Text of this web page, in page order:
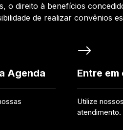
o direito à benefícios
de realizar convênios
Agenda Entre
Utilize
atendimento.